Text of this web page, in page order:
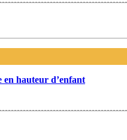
hauteur d’enfant